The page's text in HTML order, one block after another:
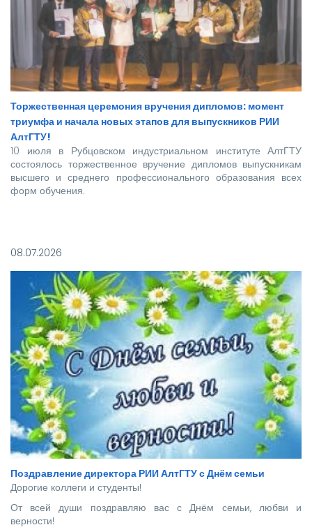
Торжественная церемония вручения дипломов: момент
триумфа и начала новых этапов для выпускников РИИ
АлтГТУ!
10 июля в Рубцовском индустриальном институте АлтГТУ
состоялось торжественное вручение дипломов выпускникам
высшего и среднего профессионального образования всех
форм обучения.
высококвалифицированных специалистов, которым предстоит
стать надежной опорой и строить будущее нашей великой
страны.
08.07.2026
Поздравление директора РИИ АлтГТУ с Днём семьи
Дорогие коллеги и студенты!
От всей души поздравляю вас с Днём семьи, любви и
верности!